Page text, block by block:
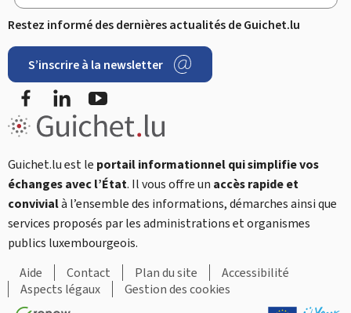
Restez informé des dernières actualités de Guichet.lu
S’inscrire à la newsletter
FacebookLinkedIn
Guichet.lu est le portail informationnel qui simplifie vos
échanges avec l’État. Il vous offre un accès rapide et
convivialà l’ensemble des informations, démarches ainsi que
services proposés par les administrations et organismes
publics luxembourgeois.
Aide
Contact Plan du site
Accessibilité
Aspects légaux
Gestion des cookies